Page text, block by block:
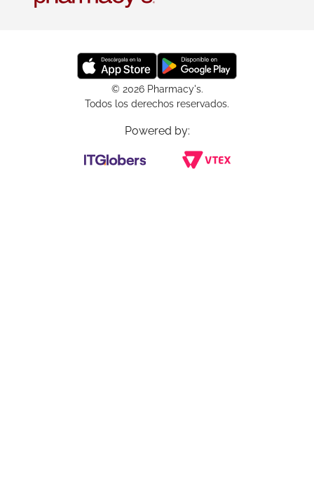
© 2026 Pharmacy's.
Todos los derechos reservados.
Powered by: